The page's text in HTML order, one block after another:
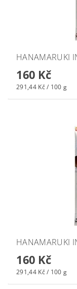
HANAMARUKI
160 Kč
291,44 Kč / 100 g
HANAMARUKI
160 Kč
291,44 Kč / 100 g